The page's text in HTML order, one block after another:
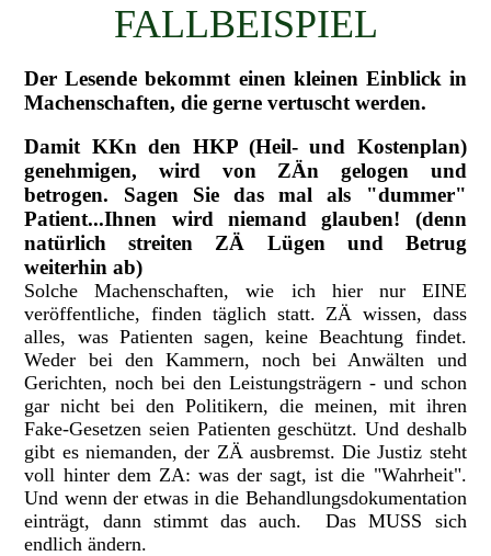
FALLBEISPIEL
Der Lesende bekommt einen kleinen Einblick in
Machenschaften, die gerne vertuscht werden.
Damit KKn den HKP (Heil- und Kostenplan)
genehmigen, wird von ZÄn gelogen und
betrogen. Sagen Sie das mal als "dummer"
Patient...Ihnen wird niemand glauben! (denn
natürlich streiten ZÄ Lügen und Betrug
weiterhin ab)
Solche Machenschaften, wie ich hier nur EINE
veröffentliche, finden täglich statt. ZÄ wissen, dass
alles, was Patienten sagen, keine Beachtung findet.
Weder bei den Kammern, noch bei Anwälten und
Gerichten, noch bei den Leistungsträgern - und schon
gar nicht bei den Politikern, die meinen, mit ihren
Fake-Gesetzen seien Patienten geschützt. Und deshalb
gibt es niemanden, der ZÄ ausbremst. Die Justiz steht
voll hinter dem ZA: was der sagt, ist die "Wahrheit".
Und wenn der etwas in die Behandlungsdokumentation
einträgt, dann stimmt das auch. Das MUSS sich
endlich ändern.